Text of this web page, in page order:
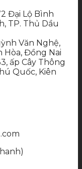
Đại Lộ Bình
TP. Thủ Dầu
Văn Nghệ,
Hòa, Đồng Nai
ấp Cây Thông
Quốc, Kiên